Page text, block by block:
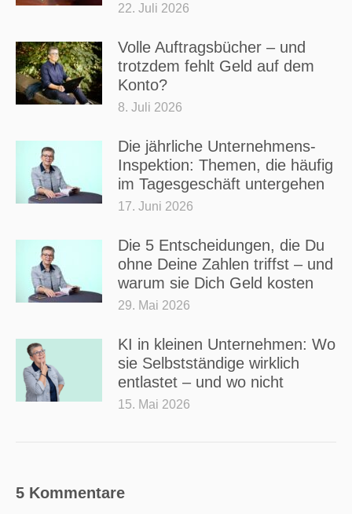
22. Juli 2026
Volle Auftragsbücher – und
trotzdem fehlt Geld auf dem
Konto?
8. Juli 2026
Die jährliche Unternehmens-
Inspektion: Themen, die häufig
im Tagesgeschäft untergehen
17. Juni 2026
Die 5 Entscheidungen, die Du
ohne Deine Zahlen triffst – und
warum sie Dich Geld kosten
29. Mai 2026
KI in kleinen Unternehmen: Wo
sie Selbstständige wirklich
entlastet – und wo nicht
15. Mai 2026
5 Kommentare